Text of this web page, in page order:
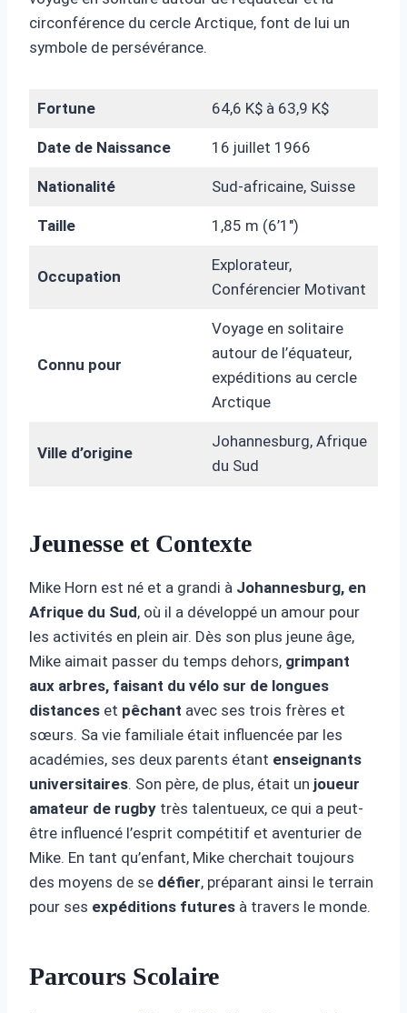
circonférence du cercle Arctique, font de lui un
symbole de persévérance.
Fortune 64,6 K$ à 63,9 K$
Date de Naissance 16 juillet 1966
Nationalité Sud-africaine, Suisse
Taille 1,85 m (6’1″)
Occupation
Explorateur,
Conférencier Motivant
Connu pour
Voyage en solitaire
autour de l’équateur,
expéditions au cercle
Arctique
Ville d’origine
Johannesburg, Afrique
du Sud
Jeunesse et Contexte
Mike Horn est né et a grandi à Johannesburg, en
Afrique du Sud, où il a développé un amour pour
les activités en plein air. Dès son plus jeune âge,
Mike aimait passer du temps dehors, grimpant
aux arbres, faisant du vélo sur de longues
distances et pêchant avec ses trois frères et
sœurs. Sa vie familiale était influencée par les
académies, ses deux parents étant enseignants
universitaires. Son père, de plus, était un joueur
amateur de rugby très talentueux, ce qui a peut-
être influencé l’esprit compétitif et aventurier de
Mike. En tant qu’enfant, Mike cherchait toujours
des moyens de se défier, préparant ainsi le terrain
pour ses expéditions futures à travers le monde.
Parcours Scolaire